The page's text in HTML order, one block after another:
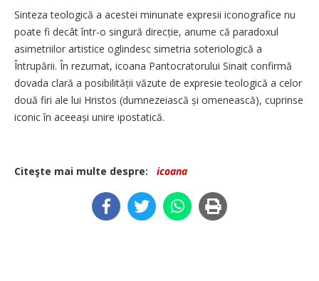
Sinteza teologică a acestei minunate expresii iconografice nu
poate fi decât într-o singură direcție, anume că paradoxul
asimetriilor artistice oglindesc simetria soteriologică a
Întrupării. În rezumat, icoana Pantocratorului Sinait confirmă
dovada clară a posibilității văzute de expresie teologică a celor
două firi ale lui Hristos (dumnezeiască și omenească), cuprinse
iconic în aceeași unire ipostatică.
Citeşte mai multe despre: icoana